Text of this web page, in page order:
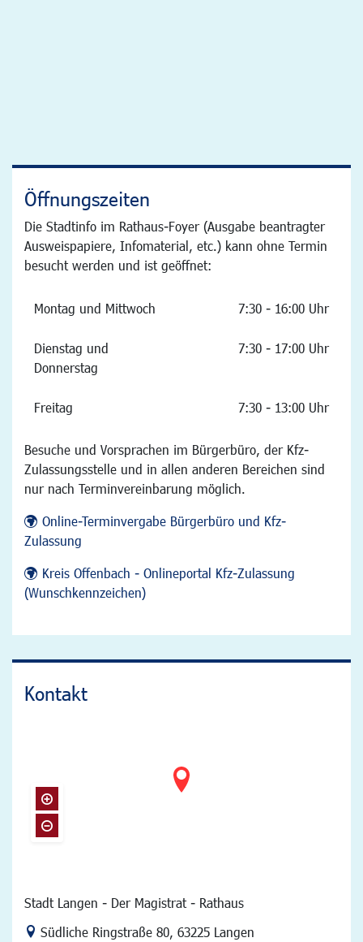
Öffnungszeiten
Die Stadtinfo im Rathaus-Foyer (Ausgabe beantragter
Ausweispapiere, Infomaterial, etc.) kann ohne Termin
besucht werden und ist geöffnet:
Montag und Mittwoch 7:30 - 16:00 Uhr
Dienstag und
Donnerstag
7:30 - 17:00 Uhr
Freitag 7:30 - 13:00 Uhr
Besuche und Vorsprachen im Bürgerbüro, der Kfz-
Zulassungsstelle und in allen anderen Bereichen sind
nur nach Terminvereinbarung möglich.
Online-Terminvergabe Bürgerbüro und Kfz-
Zulassung
Kreis Offenbach - Onlineportal Kfz-Zulassung
(Wunschkennzeichen)
Kontakt
Stadt Langen - Der Magistrat - Rathaus
Link zur Google-Maps Navigation
Südliche Ringstraße 80, 63225 Langen